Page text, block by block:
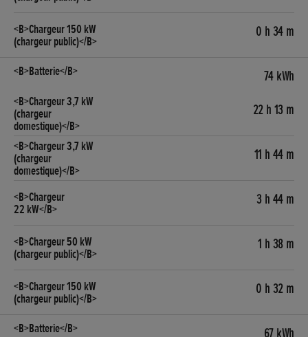
0 h 34 m
74 kWh
22 h 13 m
11 h 44 m
3 h 44 m
1 h 38 m
0 h 32 m
67 kWh